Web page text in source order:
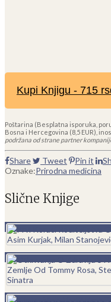
Kupi Knjigu - 715
Poštarina (Besplatna isporuka,
Bosna i Hercegovina (8,5 EUR),
podržana od strane partner
Share Tweet Pin it
Oznake:Prirodna medicina
Slične Knjige